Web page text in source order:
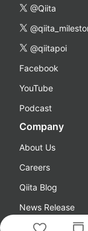
@Qiita
@qiitapoi
Facebook
YouTube
Podcast
Company
About Us
Careers
Qiita Blog
News Release